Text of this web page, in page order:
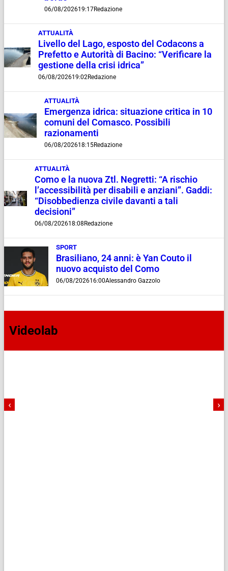
06/08/202619:17Redazione
ATTUALITÀ
Livello del Lago, esposto del Codacons a
Prefetto e Autorità di Bacino: “Verificare la
gestione della crisi idrica”
06/08/202619:02Redazione
ATTUALITÀ
Emergenza idrica: situazione critica in 10
comuni del Comasco. Possibili
razionamenti
06/08/202618:15Redazione
ATTUALITÀ
Como e la nuova Ztl. Negretti: “A rischio
l’accessibilità per disabili e anziani”. Gaddi:
“Disobbedienza civile davanti a tali
decisioni”
06/08/202618:08Redazione
SPORT
Brasiliano, 24 anni: è Yan Couto il
nuovo acquisto del Como
06/08/202616:00Alessandro Gazzolo
Videolab
‹ ›